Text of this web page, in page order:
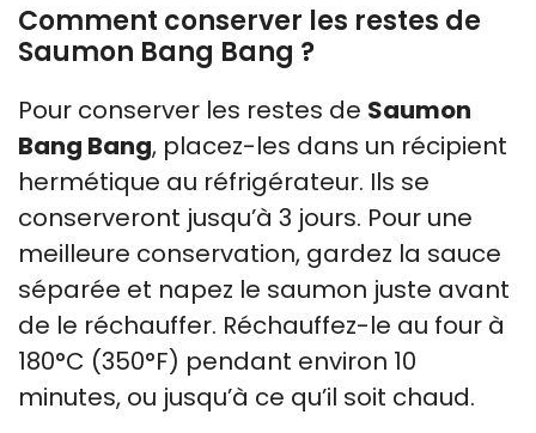
Comment conserver les restes de
Saumon Bang Bang ?
Pour conserver les restes de Saumon
Bang Bang, placez-les dans un récipient
hermétique au réfrigérateur. Ils se
conserveront jusqu’à 3 jours. Pour une
meilleure conservation, gardez la sauce
séparée et napez le saumon juste avant
de le réchauffer. Réchauffez-le au four à
180°C (350°F) pendant environ 10
minutes, ou jusqu’à ce qu’il soit chaud.